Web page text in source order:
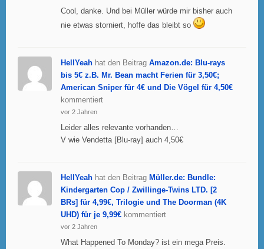
Cool, danke. Und bei Müller würde mir bisher auch
nie etwas storniert, hoffe das bleibt so
HellYeah hat den Beitrag Amazon.de: Blu-rays
bis 5€ z.B. Mr. Bean macht Ferien für 3,50€;
American Sniper für 4€ und Die Vögel für 4,50€
kommentiert
vor 2 Jahren
Leider alles relevante vorhanden…
V wie Vendetta [Blu-ray] auch 4,50€
HellYeah hat den Beitrag Müller.de: Bundle:
Kindergarten Cop / Zwillinge-Twins LTD. [2
BRs] für 4,99€, Trilogie und The Doorman (4K
UHD) für je 9,99€ kommentiert
vor 2 Jahren
What Happened To Monday? ist ein mega Preis.